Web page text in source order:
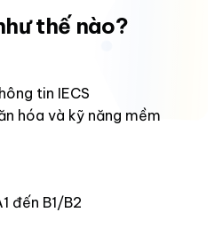
thế nào?
tin IECS
hóa và kỹ năng mềm
đến B1/B2